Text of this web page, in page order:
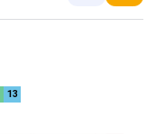
13